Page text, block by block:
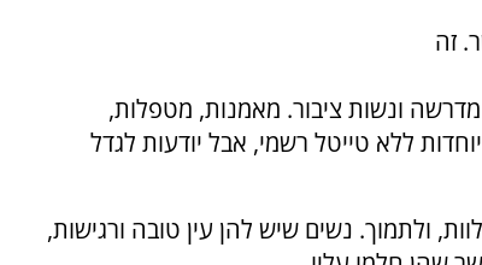
זה
ונשות ציבור. מאמנות, מטפלות,
ללא טייטל רשמי, אבל יודעות לגדל
ולתמוך. נשים שיש להן עין טובה ורגישות,